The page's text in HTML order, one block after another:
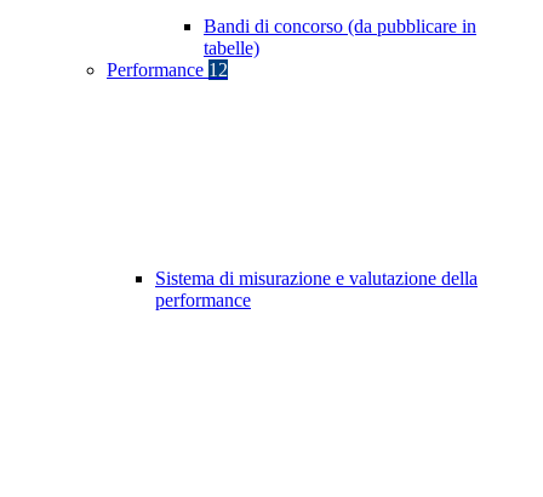
Bandi di concorso (da pubblicare in
tabelle)
Performance 12
Sistema di misurazione e valutazione della
performance